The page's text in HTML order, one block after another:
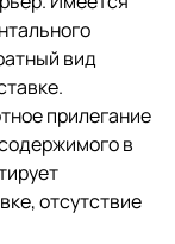
вид
прилегание
в
отсутствие